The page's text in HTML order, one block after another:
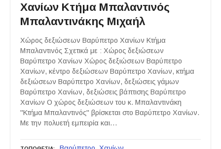
Χανίων Κτήμα Μπαλαντινός
Μπαλαντινάκης Μιχαήλ
Χώρος δεξιώσεων Βαρύπετρο Χανίων Κτήμα
Μπαλαντινός Σχετικά με : Χώρος δεξιώσεων
Βαρύπετρο Χανίων Χώρος δεξιώσεων Βαρύπετρο
Χανίων, κέντρο δεξιώσεων Βαρύπετρο Χανίων, κτήμα
δεξιώσεων Βαρύπετρο Χανίων, δεξιώσεις γάμων
Βαρύπετρο Χανίων, δεξιώσεις βάπτισης Βαρύπετρο
Χανίων Ο χώρος δεξιώσεων του κ. Μπαλαντινάκη
"Κτήμα Μπαλαντινός" βρίσκεται στο Βαρύπετρο Χανίων.
Με την πολυετή εμπειρία και…